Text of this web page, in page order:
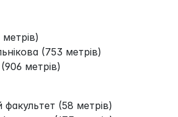
(753 метрів)
метрів)
факультет (58 метрів)